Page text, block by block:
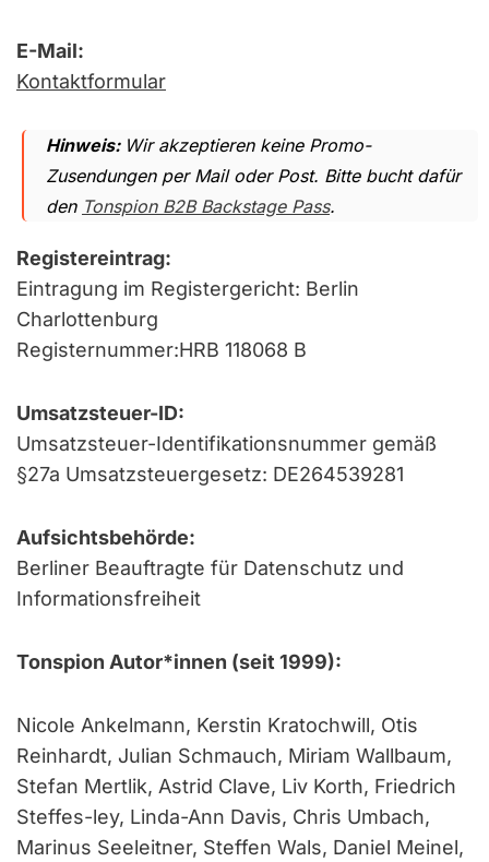
E-Mail:
Kontaktformular
Hinweis: Wir akzeptieren keine Promo-
Zusendungen per Mail oder Post. Bitte bucht dafür
den Tonspion B2B Backstage Pass.
Registereintrag:
Eintragung im Registergericht: Berlin
Charlottenburg
Registernummer:HRB 118068 B
Umsatzsteuer-ID:
Umsatzsteuer-Identifikationsnummer gemäß
§27a Umsatzsteuergesetz: DE264539281
Aufsichtsbehörde:
Berliner Beauftragte für Datenschutz und
Informationsfreiheit
Tonspion Autor*innen (seit 1999):
Nicole Ankelmann, Kerstin Kratochwill, Otis
Reinhardt, Julian Schmauch, Miriam Wallbaum,
Stefan Mertlik, Astrid Clave, Liv Korth, Friedrich
Steffes-ley, Linda-Ann Davis, Chris Umbach,
Marinus Seeleitner, Steffen Wals, Daniel Meinel,